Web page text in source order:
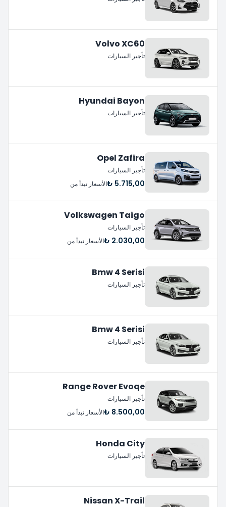
Volvo XC60
تأجير السيارات
Hyundai Bayon
تأجير السيارات
Opel Zafira
تأجير السيارات
5.715,00 ₺ الأسعار تبدأ من
Volkswagen Taigo
تأجير السيارات
2.030,00 ₺ الأسعار تبدأ من
Bmw 4 Serisi
تأجير السيارات
Bmw 4 Serisi
تأجير السيارات
Range Rover Evoqe
تأجير السيارات
8.500,00 ₺ الأسعار تبدأ من
Honda City
تأجير السيارات
Nissan X-Trail